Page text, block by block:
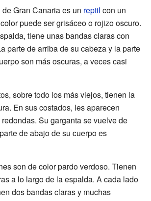
Gran Canaria es un reptil con un
puede ser grisáceo o rojizo oscuro.
tiene unas bandas claras con
parte de arriba de su cabeza y la parte
son más oscuras, a veces casi
sobre todo los más viejos, tienen la
En sus costados, les aparecen
Su garganta se vuelve de
de abajo de su cuerpo es
son de color pardo verdoso. Tienen
a lo largo de la espalda. A cada lado
dos bandas claras y muchas